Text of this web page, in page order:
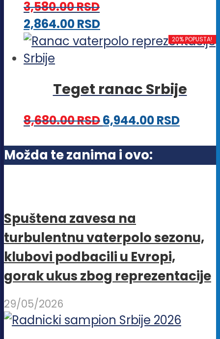
mogu
biti
izabrane
stranici
proizvoda.
3,580.00RSD
2,864.00RSDOvaj
proizvod
varijanti.
mogu
biti
izabrane
proizvoda.
20% POPUSTA!
Teget ranac Srbije
8,680.00RSD6,944.00RSD
Možda te zanima i ovo:
Spuštena zavesa na
turbulentnu vaterpolo sezonu,
klubovi podbacili u Evropi,
gorak ukus zbog reprezentacije
29/05/2026